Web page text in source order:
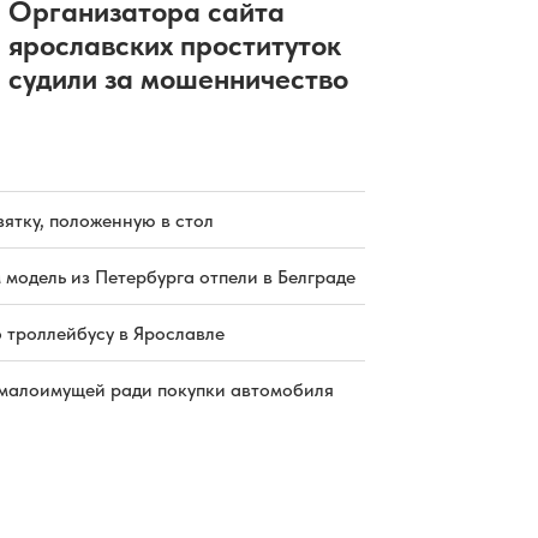
Организатора сайта
ярославских проституток
судили за мошенничество
положенную в стол
из Петербурга отпели в Белграде
троллейбусу в Ярославле
ради покупки автомобиля